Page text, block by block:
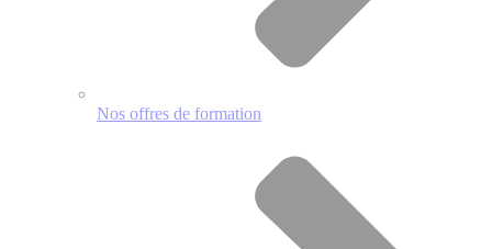
Nos offres de formation